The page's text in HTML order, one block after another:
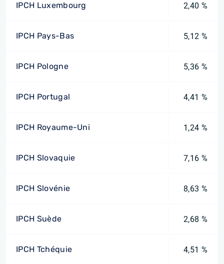
IPCH Luxembourg 2,40 %
IPCH Pays-Bas 5,12 %
IPCH Pologne 5,36 %
IPCH Portugal 4,41 %
IPCH Royaume-Uni 1,24 %
IPCH Slovaquie 7,16 %
IPCH Slovénie 8,63 %
IPCH Suède 2,68 %
IPCH Tchéquie 4,51 %